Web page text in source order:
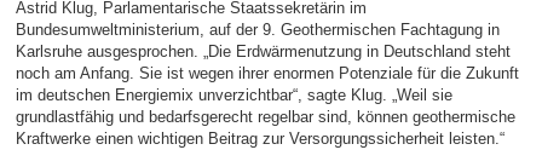
Astrid Klug, Parlamentarische Staatssekretärin im
Bundesumweltministerium, auf der 9. Geothermischen Fachtagung in
Karlsruhe ausgesprochen. „Die Erdwärmenutzung in Deutschland steht
noch am Anfang. Sie ist wegen ihrer enormen Potenziale für die Zukunft
im deutschen Energiemix unverzichtbar“, sagte Klug. „Weil sie
grundlastfähig und bedarfsgerecht regelbar sind, können geothermische
Kraftwerke einen wichtigen Beitrag zur Versorgungssicherheit leisten.“